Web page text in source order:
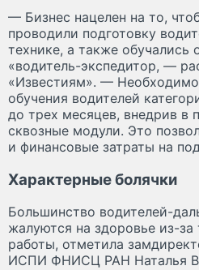
— Бизнес нацелен на то,
проводили подготовку
технике, а также обучались
«водитель-экспедитор, —
«Известиям». —
обучения водителей
до трех месяцев, внедрив в
сквозные модули. Это
и финансовые затраты на
Характерные болячки
Большинство водителей-
жалуются на здоровье из-
работы, отметила
ИСПИ ФНИСЦ РАН Наталья